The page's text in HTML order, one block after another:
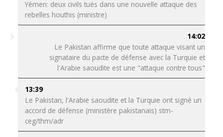
Yémen: deux civils tués dans une nouvelle attaque des
rebelles houthis (ministre)
14:02
Le Pakistan affirme que toute attaque visant un
signataire du pacte de défense avec la Turquie et
l'Arabie saoudite est une "attaque contre tous"
13:39
Le Pakistan, l'Arabie saoudite et la Turquie ont signé un
accord de défense (ministère pakistanais) stm-
ceg/thm/adr